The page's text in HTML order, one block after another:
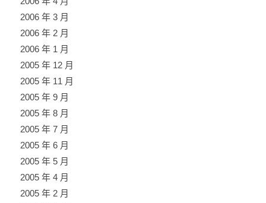
2006 年 3 月
2006 年 2 月
2006 年 1 月
2005 年 12 月
2005 年 11 月
2005 年 9 月
2005 年 8 月
2005 年 7 月
2005 年 6 月
2005 年 5 月
2005 年 4 月
2005 年 2 月